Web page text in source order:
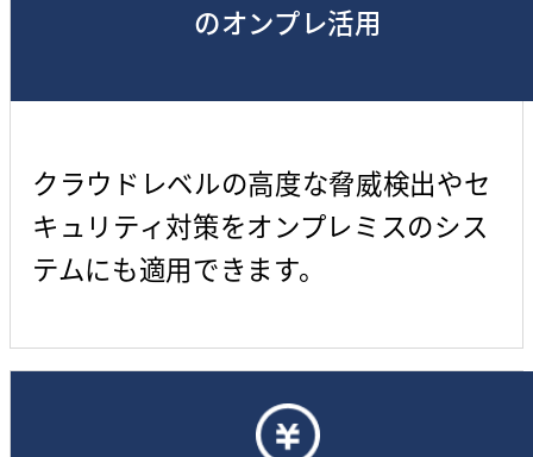
のオンプレ活用
クラウドレベルの高度な脅威検出やセ
キュリティ対策をオンプレミスのシス
テムにも適用できます。